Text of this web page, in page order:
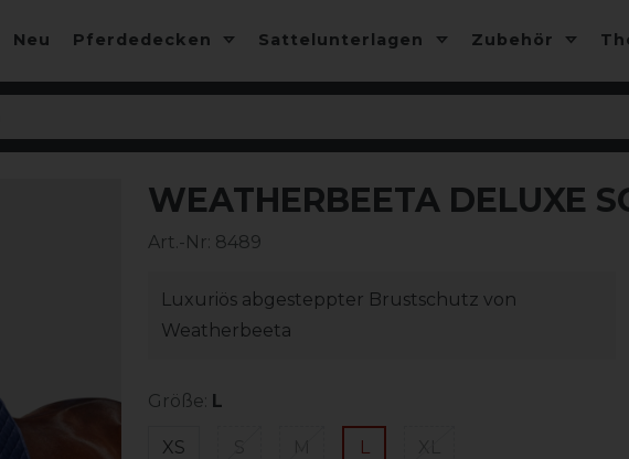
Neu Pferdedecken Sattelunterlagen Zubehör
WEATHERBEETA DELUXE
Art.-Nr: 8489
Luxuriös abgesteppter Brustschutz von
Weatherbeeta
Größe: L
XS L